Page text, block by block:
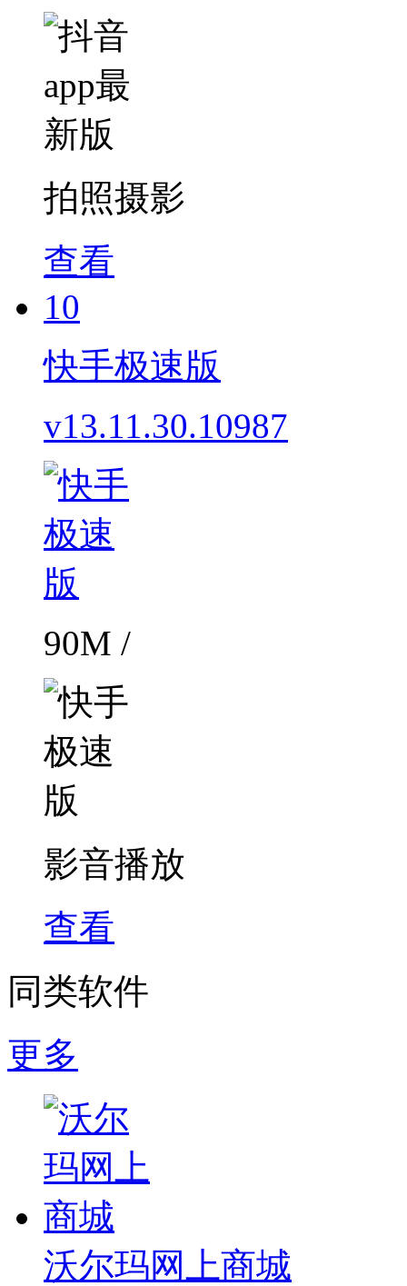
拍照摄影
查看
10
快手极速版
v13.11.30.10987
90M /
影音播放
查看
同类软件
更多
沃尔玛网上商城